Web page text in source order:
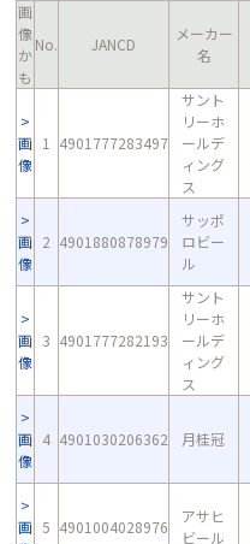
画
像
か
も
No. JANCD
メーカー
名
画
像
1 4901777283497
サント
リーホ
ールデ
ィング
ス
画
像
2 4901880878979
サッポ
ロビー
ル
画
像
3 4901777282193
サント
リーホ
ールデ
ィング
ス
画
像
4 4901030206362 月桂冠
画 5 4901004028976
アサヒ
ビール